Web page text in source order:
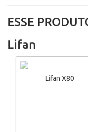
ESSE
Lifan
Lifan X80